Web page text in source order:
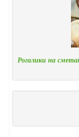
Рогалики на